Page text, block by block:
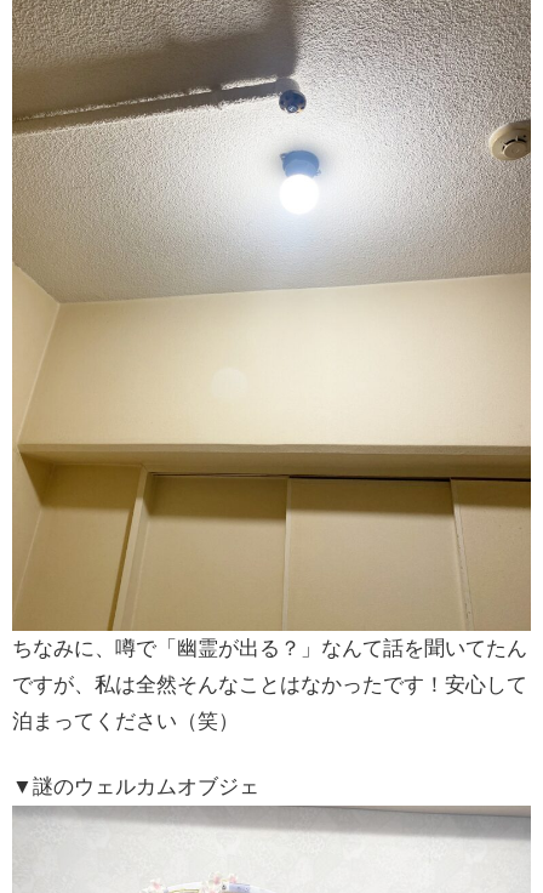
ちなみに、噂で「幽霊が出る？」なんて話を聞いてたん
ですが、私は全然そんなことはなかったです！安心して
泊まってください（笑）
▼謎のウェルカムオブジェ